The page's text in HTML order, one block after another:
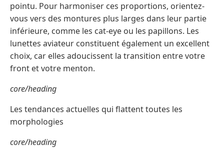
pointu. Pour harmoniser ces proportions, orientez-
vous vers des montures plus larges dans leur partie
inférieure, comme les cat-eye ou les papillons. Les
lunettes aviateur constituent également un excellent
choix, car elles adoucissent la transition entre votre
front et votre menton.
core/heading
Les tendances actuelles qui flattent toutes les
morphologies
core/heading